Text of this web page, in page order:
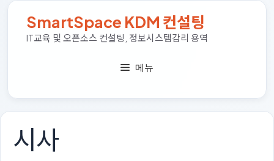
컨
기
SmartSpace KDM 컨설팅
IT교육 및 오픈소스 컨설팅, 정보시스템감리 용역
메뉴
시사